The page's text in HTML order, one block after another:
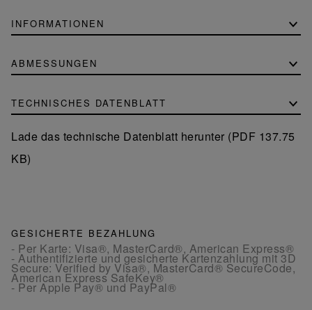
INFORMATIONEN
ABMESSUNGEN
TECHNISCHES DATENBLATT
Lade das technische Datenblatt herunter (PDF 137.75
KB)
GESICHERTE BEZAHLUNG
- Per Karte: Visa®, MasterCard®, American Express®
- Authentifizierte und gesicherte Kartenzahlung mit 3D
Secure: Verified by Visa®, MasterCard® SecureCode,
American Express SafeKey®
- Per Apple Pay® und PayPal®